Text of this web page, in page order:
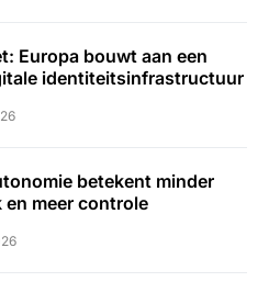
Europa bouwt aan een
identiteitsinfrastructuur
betekent minder
en meer controle